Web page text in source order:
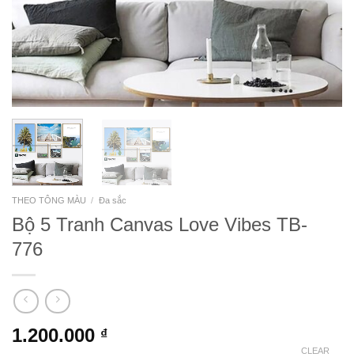
THEO TÔNG MÀU / Đa sắc
Bộ 5 Tranh Canvas Love Vibes TB-
776
1.200.000 ₫
CLEAR